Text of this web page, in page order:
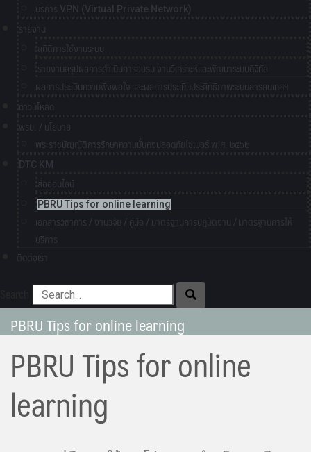
บริการ VPN (Virtual Private Network)
รายงาน
สถิติการใช้งานระบบ
รายงานสรุปผลการดำเนินการอบรม งานวิเคราะห์และพัฒนาระบบดิจิทัล
ผลการประเมินความพึงพอใจ และผลการประเมินประสิทธิภาพระบบสารสนเทศฯ
ดาวน์โหลด
พรบ. / นโยบาย
พระราชบัญญัติการรักษาความมั่นคงปลอดภัยไซเบอร์ พ.ศ. ๒๕๖๒
DTC KM
สื่อออนไลน์
PBRU Tips for online learning
เอกสารวิชาการ / งานวิจัย / คู่มือ / มาตรฐานการปฏิบัติงาน / มาตรฐานการให้
บริการ
ติดต่อเรา
PBRU Tips for online learning
PBRU Tips for online
learning